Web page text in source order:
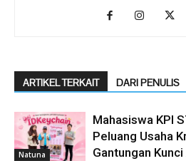
ARTIKEL TERKAIT DARI PENULIS
Natuna
Mahasiswa KPI
Peluang Usaha
Gantungan